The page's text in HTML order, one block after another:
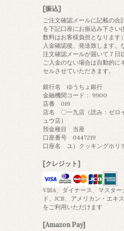
[振込]
ご注文確認メールに記載の合
を下記口座にお振込み下さい
数料はお客様負担となります
入金確認後、発送致します。
注文確認メールが届いて７日
ご入金のない場合は自動的に
セルさせていただきます。
銀行名 ゆうちょ銀行
金融機関コード： 9900
店番 019
店名 〇一九店（読み：ゼロ
ュウ店）
預金種目 当座
口座番号 0447219
口座名 ユ）クッキングホリ
[クレジット]
VISA、ダイナース、マスター
ド、JCB、アメリカン・エキ
をご利用いただけます
[Amazon Pay]